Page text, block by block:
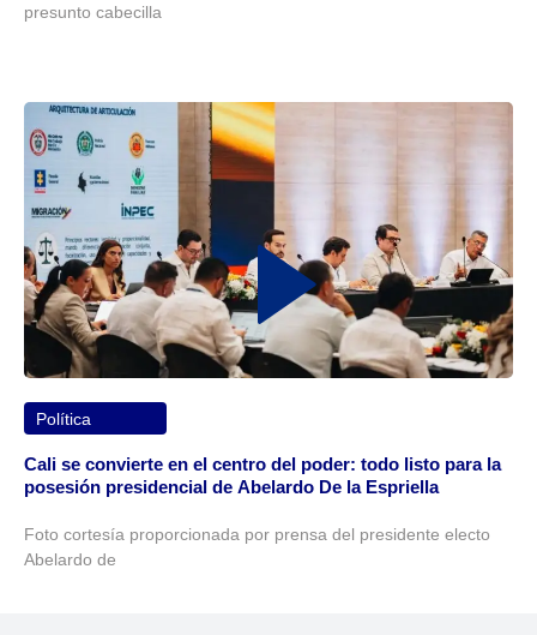
presunto cabecilla
Política
Cali se convierte en el centro del poder: todo listo para la
posesión presidencial de Abelardo De la Espriella
Foto cortesía proporcionada por prensa del presidente electo
Abelardo de